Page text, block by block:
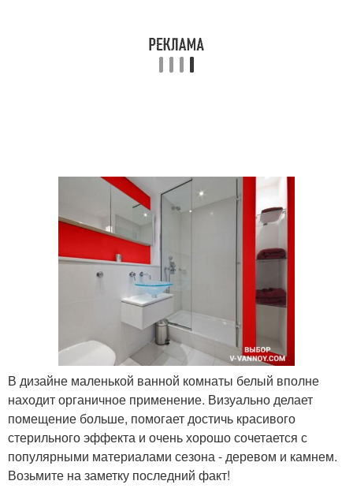
В дизайне маленькой ванной комнаты белый вполне
находит органичное применение. Визуально делает
помещение больше, помогает достичь красивого
стерильного эффекта и очень хорошо сочетается с
популярными материалами сезона - деревом и камнем.
Возьмите на заметку последний факт!